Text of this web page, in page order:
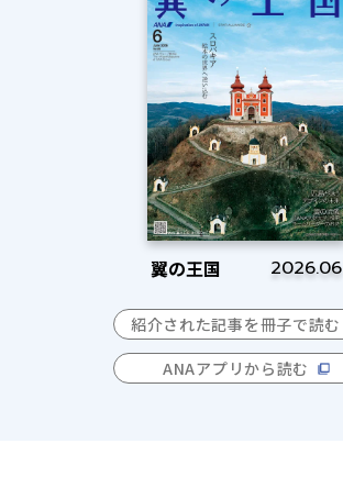
翼の王国 2026.06
紹介された記事を冊子で読む
ANAアプリから読む